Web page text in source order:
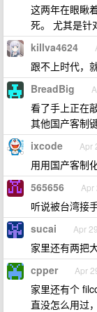
这两年在眼瞅
死。 尤其是针
killva4624
跟不上时代，
BreadBig
看了手上正在
其他国产客制
ixcode Apr
用用国产客制
565656 Apr
听说被台湾接
sucai Apr 29
家里还有两把
cpper Apr
家里还有个
直没怎么用过